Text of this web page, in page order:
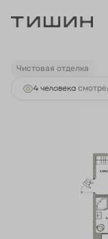
2-комнатная56.81
Ипотекаот 38 933 руб.
Чистовая отделка
4 человекa